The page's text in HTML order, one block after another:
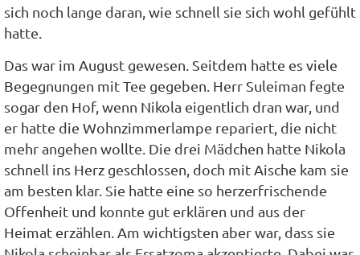
sich noch lange daran, wie schnell sie sich wohl gefühlt
hatte.
Das war im August gewesen. Seitdem hatte es viele
Begegnungen mit Tee gegeben. Herr Suleiman fegte
sogar den Hof, wenn Nikola eigentlich dran war, und
er hatte die Wohnzimmerlampe repariert, die nicht
mehr angehen wollte. Die drei Mädchen hatte Nikola
schnell ins Herz geschlossen, doch mit Aische kam sie
am besten klar. Sie hatte eine so herzerfrischende
Offenheit und konnte gut erklären und aus der
Heimat erzählen. Am wichtigsten aber war, dass sie